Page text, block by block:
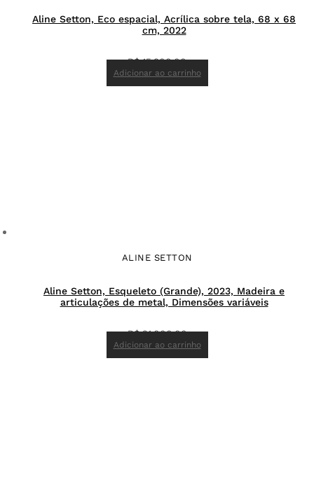
Aline Setton, Eco espacial, Acrílica sobre tela, 68 x 68
cm, 2022
R$15.900,00
Adicionar ao carrinho
ALINE SETTON
Aline Setton, Esqueleto (Grande), 2023, Madeira e
articulações de metal, Dimensões variáveis
R$21.000,00
Adicionar ao carrinho